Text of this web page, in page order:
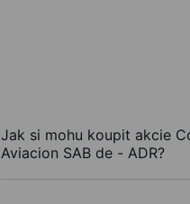
Jak si mohu koupit akcie
Aviacion SAB de - ADR?